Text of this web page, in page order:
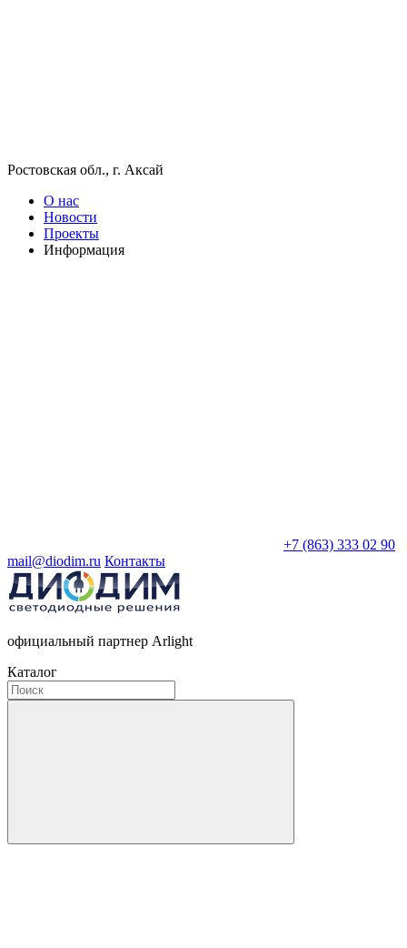
Ростовская обл., г. Аксай
О нас
Новости
Проекты
Информация
+7 (863) 333 02 90
mail@diodim.ru Контакты
официальный партнер Arlight
Каталог